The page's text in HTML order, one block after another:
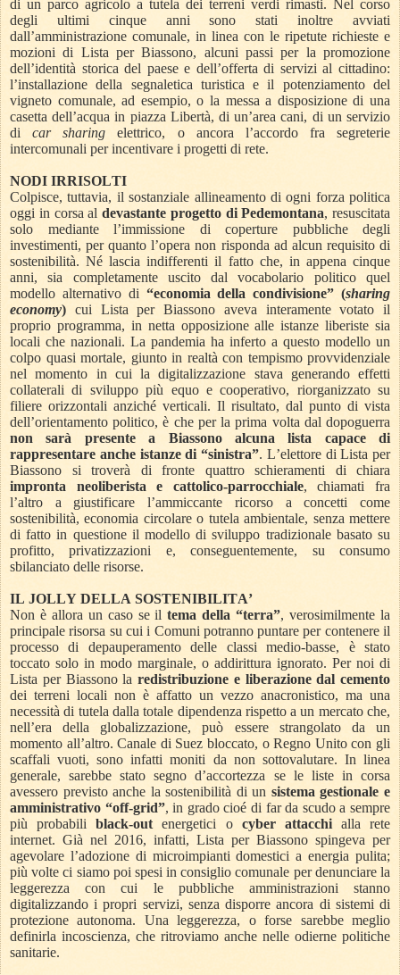
di un parco agricolo a tutela dei terreni verdi rimasti. Nel corso
degli ultimi cinque anni sono stati inoltre avviati
dall’amministrazione comunale, in linea con le ripetute richieste e
mozioni di Lista per Biassono, alcuni passi per la promozione
dell’identità storica del paese e dell’offerta di servizi al cittadino:
l’installazione della segnaletica turistica e il potenziamento del
vigneto comunale, ad esempio, o la messa a disposizione di una
casetta dell’acqua in piazza Libertà, di un’area cani, di un servizio
dicar sharingelettrico, o ancora l’accordo fra segreterie
intercomunali per incentivare i progetti di rete.
NODI IRRISOLTI
Colpisce, tuttavia, il sostanziale allineamento di ogni forza politica
oggi in corsa al devastante progetto di Pedemontana, resuscitata
solo mediante l’immissione di coperture pubbliche degli
investimenti, per quanto l’opera non risponda ad alcun requisito di
sostenibilità. Né lascia indifferenti il fatto che, in appena cinque
anni, sia completamente uscito dal vocabolario politico quel
modello alternativo di “economia della condivisione” (sharing
economy) cui Lista per Biassono aveva interamente votato il
proprio programma, in netta opposizione alle istanze liberiste sia
locali che nazionali. La pandemia ha inferto a questo modello un
colpo quasi mortale, giunto in realtà con tempismo provvidenziale
nel momento in cui la digitalizzazione stava generando effetti
collaterali di sviluppo più equo e cooperativo, riorganizzato su
filiere orizzontali anziché verticali. Il risultato, dal punto di vista
dell’orientamento politico, è che per la prima volta dal dopoguerra
non sarà presente a Biassono alcuna lista capace di
rappresentare anche istanze di “sinistra”. L’elettore di Lista per
Biassono si troverà di fronte quattro schieramenti di chiara
impronta neoliberista e cattolico-parrocchiale, chiamati fra
l’altro a giustificare l’ammiccante ricorso a concetti come
sostenibilità, economia circolare o tutela ambientale, senza mettere
di fatto in questione il modello di sviluppo tradizionale basato su
profitto, privatizzazioni e, conseguentemente, su consumo
sbilanciato delle risorse.
IL JOLLY DELLA SOSTENIBILITA’
Non è allora un caso se iltema della “terra”, verosimilmente la
principale risorsa su cui i Comuni potranno puntare per contenere il
processo di depauperamento delle classi medio-basse, è stato
toccato solo in modo marginale, o addirittura ignorato. Per noi di
Lista per Biassono la redistribuzione e liberazione dal cemento
dei terreni locali non è affatto un vezzo anacronistico, ma una
necessità di tutela dalla totale dipendenza rispetto a un mercato che,
nell’era della globalizzazione, può essere strangolato da un
momento all’altro. Canale di Suez bloccato, o Regno Unito con gli
scaffali vuoti, sono infatti moniti da non sottovalutare. In linea
generale, sarebbe stato segno d’accortezza se le liste in corsa
avessero previsto anche la sostenibilità di un sistema gestionale e
amministrativo “off-grid”, in grado cioé di far da scudo a sempre
più probabiliblack-out energetici o cyber attacchialla rete
internet. Già nel 2016, infatti, Lista per Biassono spingeva per
agevolare l’adozione di microimpianti domestici a energia pulita;
più volte ci siamo poi spesi in consiglio comunale per denunciare la
leggerezza con cui le pubbliche amministrazioni stanno
digitalizzando i propri servizi, senza disporre ancora di sistemi di
protezione autonoma. Una leggerezza, o forse sarebbe meglio
definirla incoscienza, che ritroviamo anche nelle odierne politiche
sanitarie.